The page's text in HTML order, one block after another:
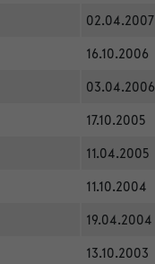
02.04.2007
16.10.2006
03.04.2006
17.10.2005
11.04.2005
11.10.2004
19.04.2004
13.10.2003